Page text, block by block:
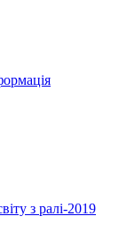
з ралі-2019